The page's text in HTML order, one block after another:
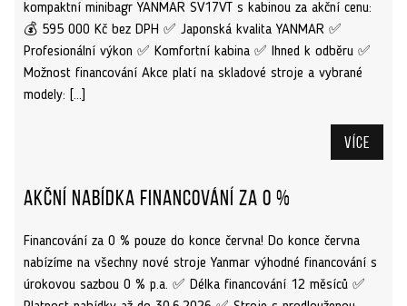
kompaktní minibagr YANMAR SV17VT s kabinou za akční cenu:
💰 595 000 Kč bez DPH ✅ Japonská kvalita YANMAR ✅
Profesionální výkon ✅ Komfortní kabina ✅ Ihned k odběru ✅
Možnost financování Akce platí na skladové stroje a vybrané
modely: […]
Více
Akční nabídka financování za 0 %
Financování za 0 % pouze do konce června! Do konce června
nabízíme na všechny nové stroje Yanmar výhodné financování s
úrokovou sazbou 0 % p.a. ✅ Délka financování 12 měsíců ✅